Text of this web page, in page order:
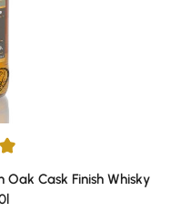
von 5 Sternen
Oak Cask Finish Whisky